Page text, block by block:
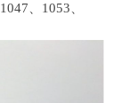
1047 1053